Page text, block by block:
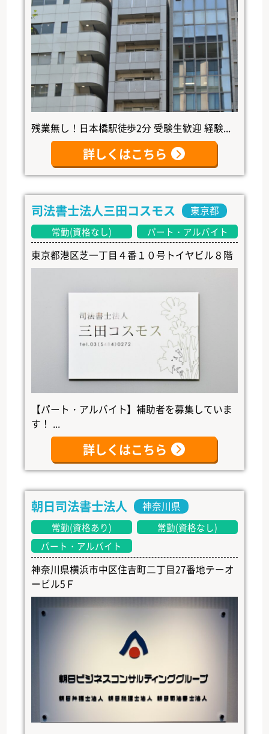
残業無し！日本橋駅徒歩2分 受験生歓迎 経験...
詳しくはこちら
司法書士法人三田コスモス 東京都
常勤(資格なし) パート・アルバイト
東京都港区芝一丁目４番１０号トイヤビル８階
【パート・アルバイト】補助者を募集していま
す！ ...
詳しくはこちら
朝日司法書士法人 神奈川県
常勤(資格あり)
常勤(資格なし)
パート・アルバイト
神奈川県横浜市中区住吉町二丁目27番地テーオ
ービル5Ｆ